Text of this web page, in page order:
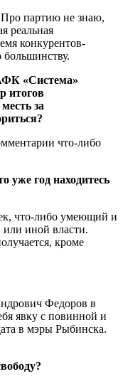
партию не знаю,
реальная
конкурентов-
большинству.
«Система»
итогов
за
что-либо
уже год находитесь
что-либо умеющий и
иной власти.
кроме
Федоров в
явку с повинной и
в мэры Рыбинска.